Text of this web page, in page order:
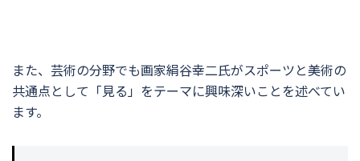
また、芸術の分野でも画家絹谷幸二氏がスポーツと美術の
共通点として「見る」をテーマに興味深いことを述べてい
ます。